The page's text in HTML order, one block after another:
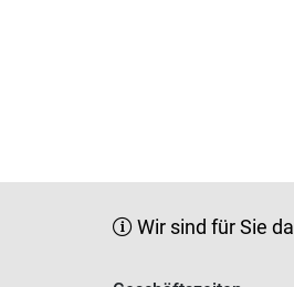
Wir sind für Sie da